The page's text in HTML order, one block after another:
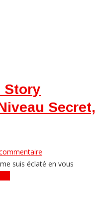
Story
Secret,
suis éclaté en vous